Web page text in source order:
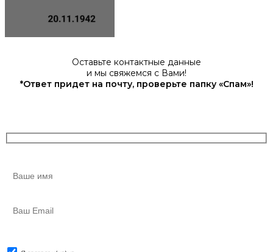
Оставьте контактные данные
и мы свяжемся с Вами!
*Ответ придет на почту, проверьте папку «Спам»!